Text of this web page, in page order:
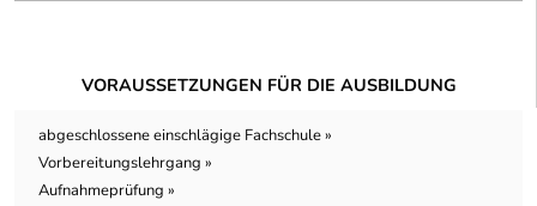
VORAUSSETZUNGEN FÜR DIE AUSBILDUNG
abgeschlossene einschlägige Fachschule »
Vorbereitungslehrgang »
Aufnahmeprüfung »